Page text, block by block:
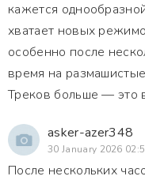
кажется
хватает новых
особенно после
время на
Треков больше — это
asker-azer348
30 January 2026
После нескольких